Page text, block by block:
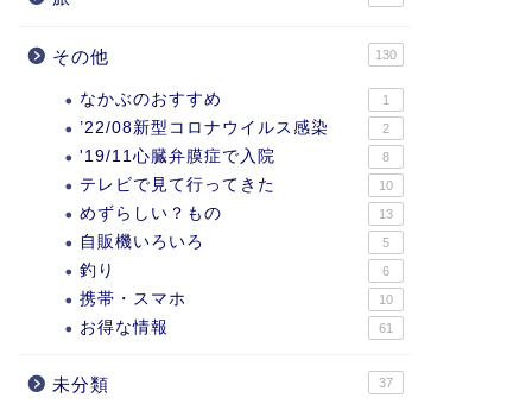
その他 130
なかぶのおすすめ 1
’22/08新型コロナウイルス感染 2
'19/11心臓弁膜症で入院 8
テレビで見て行ってきた 10
めずらしい？もの 13
自販機いろいろ 5
釣り 6
携帯・スマホ 10
お得な情報 61
未分類 37